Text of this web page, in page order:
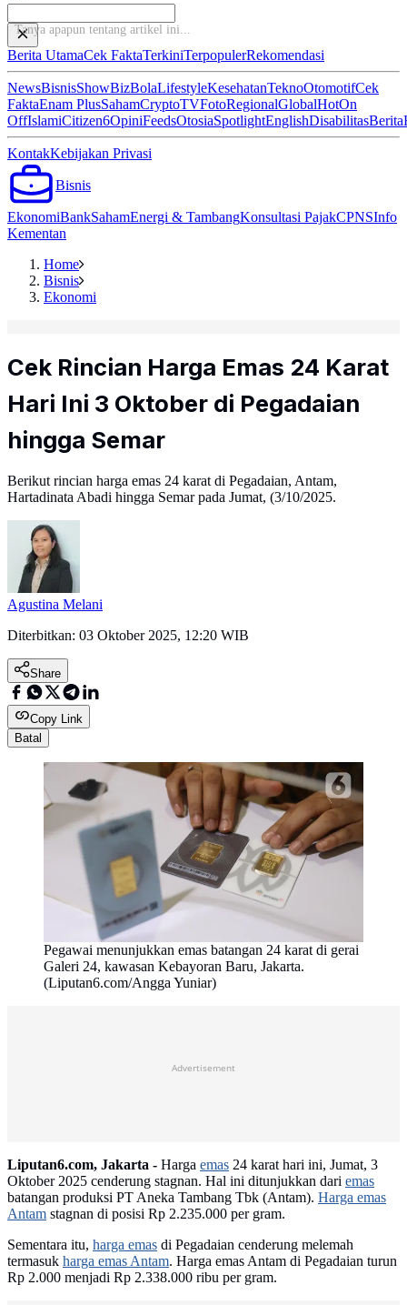
Baca
Berita UtamaCek FaktaTerkiniTerpopulerRekomendasi
NewsBisnisShowBizBolaLifestyleKesehatanTeknoOtomotifCek
FaktaEnam PlusSahamCryptoTVFotoRegionalGlobalHotOn
OffIslamiCitizen6OpiniFeedsOtosiaSpotlightEnglishDisabilitasBerita
KontakKebijakan Privasi
Bisnis
EkonomiBankSahamEnergi & TambangKonsultasi PajakCPNSInfo
Kementan
Home
Bisnis
Ekonomi
Cek Rincian Harga Emas 24 Karat
Hari Ini 3 Oktober di Pegadaian
hingga Semar
Berikut rincian harga emas 24 karat di Pegadaian, Antam,
Hartadinata Abadi hingga Semar pada Jumat, (3/10/2025.
Agustina Melani
Diterbitkan: 03 Oktober 2025, 12:20 WIB
Share
Copy Link
Batal
Pegawai menunjukkan emas batangan 24 karat di gerai
Galeri 24, kawasan Kebayoran Baru, Jakarta.
(Liputan6.com/Angga Yuniar)
Advertisement
Liputan6.com, Jakarta - Harga emas 24 karat hari ini, Jumat, 3
Oktober 2025 cenderung stagnan. Hal ini ditunjukkan dari emas
batangan produksi PT Aneka Tambang Tbk (Antam). Harga emas
Antam stagnan di posisi Rp 2.235.000 per gram.
Sementara itu, harga emas di Pegadaian cenderung melemah
termasuk harga emas Antam. Harga emas Antam di Pegadaian turun
Rp 2.000 menjadi Rp 2.338.000 ribu per gram.